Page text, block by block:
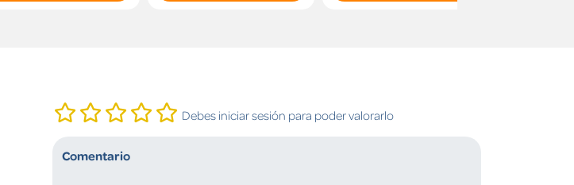
Debes iniciar sesión para poder valorarlo